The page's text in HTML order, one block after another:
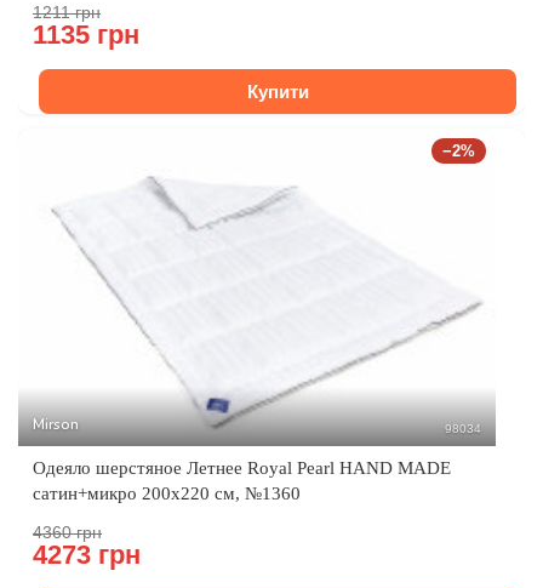
1211 грн
1135 грн
Купити
−2%
Mirson 98034
Одеяло шерстяное Летнее Royal Pearl HAND MADE
сатин+микро 200x220 см, №1360
4360 грн
4273 грн